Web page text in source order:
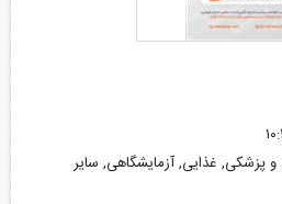
و پزشکی, غذایی, آزمایشگاهی, سایر